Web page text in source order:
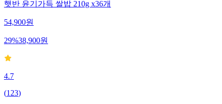
햇반 윤기가득 쌀밥 210g x36개
54,900원
29%38,900원
4.7
(123)